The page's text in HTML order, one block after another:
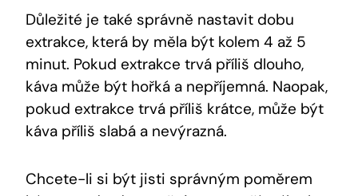
Důležité je také správně nastavit dobu
extrakce, která by měla být kolem 4 až 5
minut. Pokud extrakce trvá příliš dlouho,
káva může být hořká a nepříjemná. Naopak,
pokud extrakce trvá příliš krátce, může být
káva příliš slabá a nevýrazná.
Chcete-li si být jisti správným poměrem